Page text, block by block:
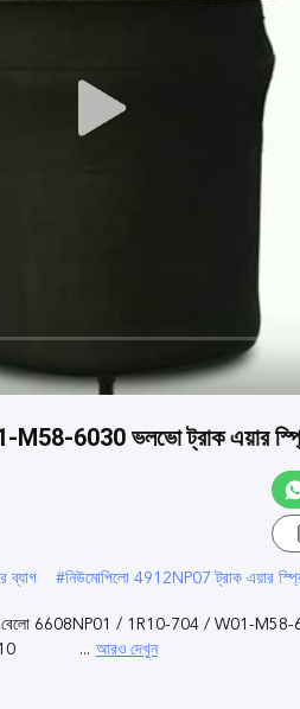
6030 ভলভো ট্রাক এয়ার
ব্যাগ #নিউমোপিলো 4912NP07 ট্রাক এয়ার
এয়ার বেলো 6608NP01 / 1R10-704 / W01-
510 ... আরও দেখুন